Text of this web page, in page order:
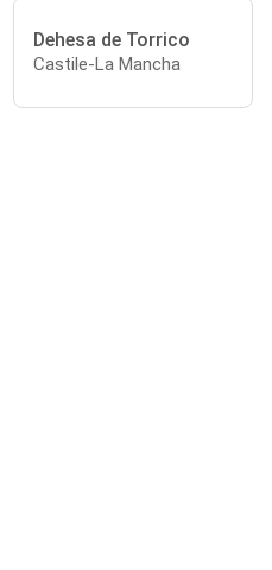
Dehesa de Torrico
Castile-La Mancha